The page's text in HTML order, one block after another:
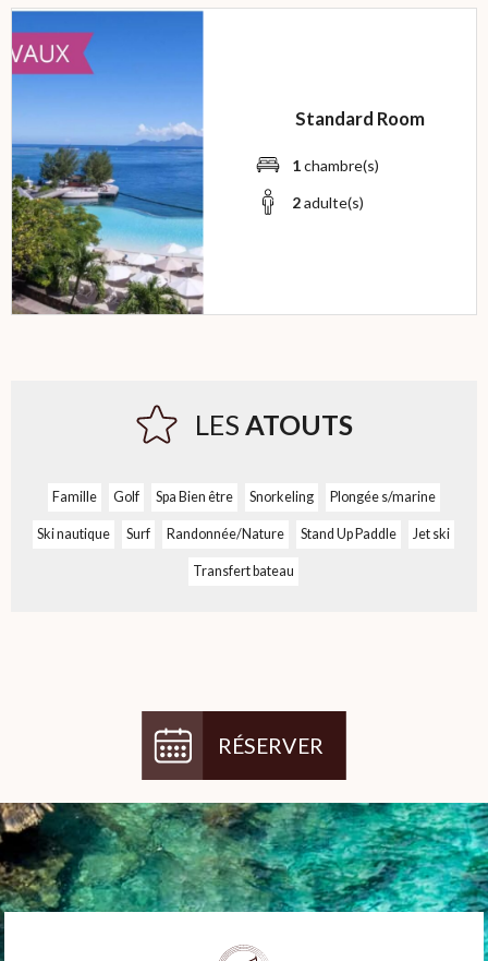
Standard Room
1chambre(s)
2adulte(s)
LES ATOUTS
Famille Golf Spa Bien être Snorkeling Plongée s/marine
Ski nautique Surf Randonnée/Nature Stand Up Paddle Jet ski
Transfert bateau
RÉSERVER